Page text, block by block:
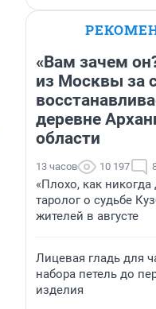
«Вам зачем
из Москвы за
деревне
области
13 часов 10 197
«Плохо, как никогда
таролог о судьбе
жителей в августе
Лицевая гладь для
набора петель до
изделия